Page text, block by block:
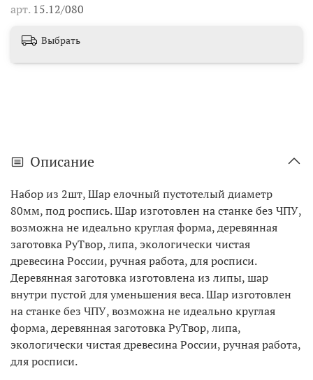
арт. 15.12/080
Выбрать
Описание
Набор из 2шт, Шар елочный пустотелый диаметр
80мм, под роспись. Шар изготовлен на станке без ЧПУ,
возможна не идеально круглая форма, деревянная
заготовка РуТвор, липа, экологически чистая
древесина России, ручная работа, для росписи.
Деревянная заготовка изготовлена из липы, шар
внутри пустой для уменьшения веса. Шар изготовлен
на станке без ЧПУ, возможна не идеально круглая
форма, деревянная заготовка РуТвор, липа,
экологически чистая древесина России, ручная работа,
для росписи.